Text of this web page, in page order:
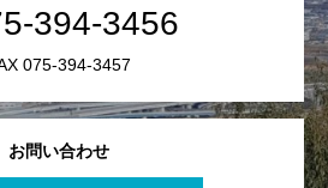
お問い合わせ
394-3456
075-394-3457